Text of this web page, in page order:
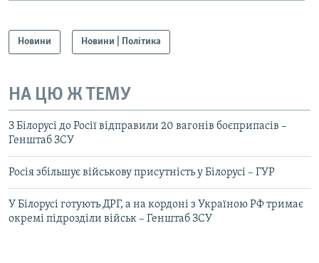
Новини Новини | Політика
НА ЦЮ Ж ТЕМУ
З Білорусі до Росії відправили 20 вагонів боєприпасів –
Генштаб ЗСУ
Росія збільшує військову присутність у Білорусі – ГУР
У Білорусі готують ДРГ, а на кордоні з Україною РФ тримає
окремі підрозділи військ – Генштаб ЗСУ